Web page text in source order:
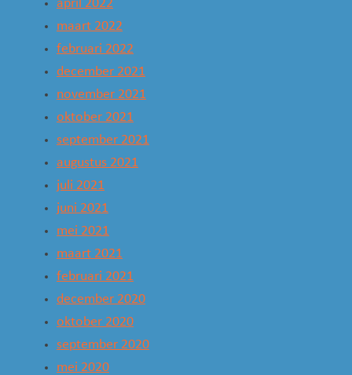
april 2022
maart 2022
februari 2022
december 2021
november 2021
oktober 2021
september 2021
augustus 2021
juli 2021
juni 2021
mei 2021
maart 2021
februari 2021
december 2020
oktober 2020
september 2020
mei 2020